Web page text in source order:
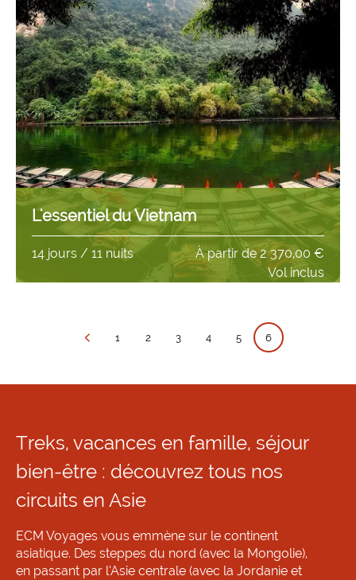
L'essentiel du Vietnam
14 jours / 11 nuits
Vol inclus
À partir de2 370,00 €
1 2 3 4 5 6
Treks, vacances en famille, séjour
bien-être : découvrez tous nos
circuits en Asie
ECM Voyages vous emmène sur le continent
asiatique. Des steppes du nord (avec la Mongolie),
en passant par l’Asie centrale (avec la Jordanie et